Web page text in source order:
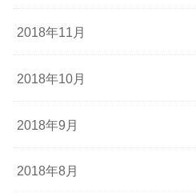
2018年11月
2018年10月
2018年9月
2018年8月